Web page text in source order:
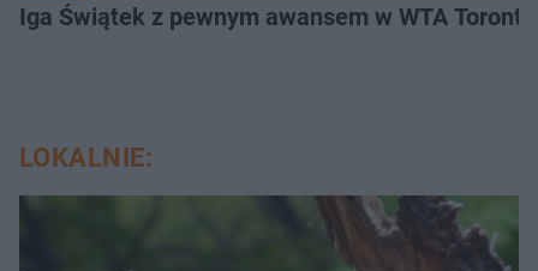
Iga Świątek z pewnym awansem w WTA
LOKALNIE: